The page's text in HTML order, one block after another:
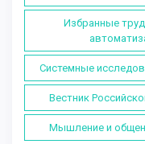
Избранные
Системные
Вестник
Мышление и